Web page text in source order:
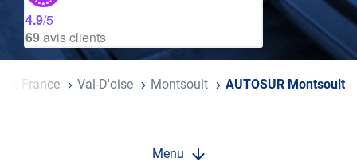
MONTSOULT
4.9/5
69avis clients
De-France Val-D'oise Montsoult AUTOSUR Montsoult
Menu